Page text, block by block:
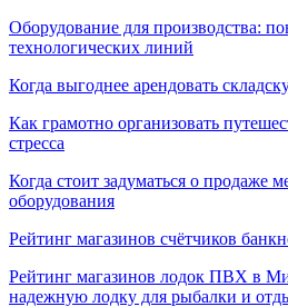
Оборудование для производства:
технологических линий
Когда выгоднее арендовать
Как грамотно организовать
стресса
Когда стоит задуматься о продаже
оборудования
Рейтинг магазинов счётчиков
Рейтинг магазинов лодок ПВХ в
надежную лодку для рыбалки и